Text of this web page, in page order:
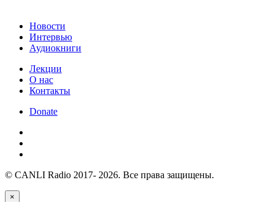
Новости
Интервью
Аудиокниги
Лекции
О нас
Контакты
Donate
© CANLI Radio 2017- 2026. Все права защищены.
×